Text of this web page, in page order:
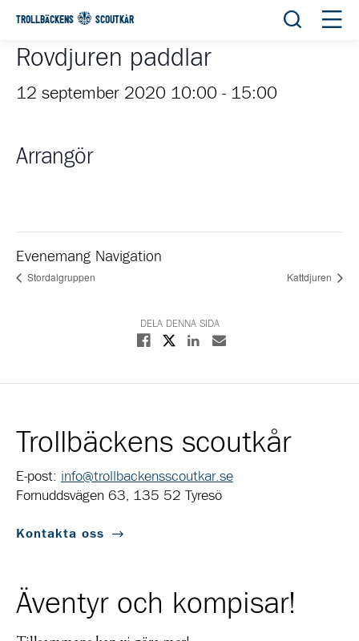
TROLLBÄCKENS SCOUTKÅR Öppna
Rovdjuren paddlar
12 september 2020 10:00 - 15:00
Arrangör
Evenemang Navigation
Stordalgruppen Kattdjuren
DELA DENNA SIDA
Dela på Facebook
Dela på XDela på Linkedin
Dela med E-post
Trollbäckens scoutkår
E-post: info@trollbackensscoutkar.se
Fornuddsvägen 63, 135 52 Tyresö
Kontakta oss
Äventyr och kompisar!